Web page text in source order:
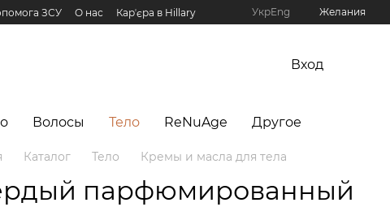
ЗСУ О нас
Карʼєра в Hillary
программа Hillary
УкрEng Желания
Вход
Волосы Тело ReNuAge Другое
Каталог Тело Кремы и масла для тела
парфюмированный